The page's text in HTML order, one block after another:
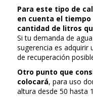
Para este tipo de
en cuenta el tiempo
cantidad de litros
Si tu demanda de
sugerencia es
de recuperación
Otro punto que
colocará, para uso
altura desde 50 hasta